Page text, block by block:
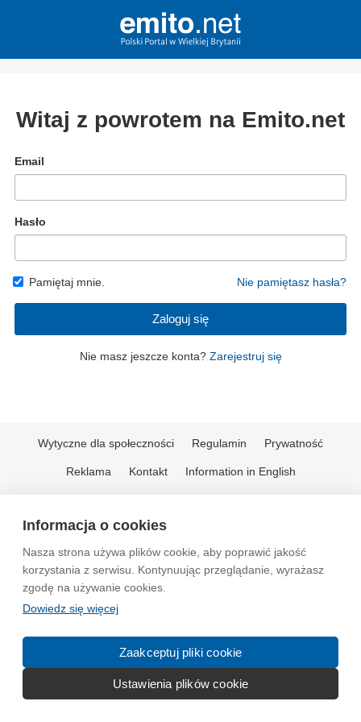
Informacja o cookies
Nasza strona używa plików cookie, aby poprawić jakość
korzystania z serwisu. Kontynuując przeglądanie, wyrażasz
zgodę na używanie cookies.
Dowiedz się więcej
Zaakceptuj pliki cookie
Ustawienia plików cookie
Witaj z powrotem na Emito.net
Email
Hasło
Pamiętaj mnie. Nie pamiętasz hasła?
Zaloguj się
Nie masz jeszcze konta? Zarejestruj się
Wytyczne dla społeczności Regulamin Prywatność
Reklama Kontakt Information in English